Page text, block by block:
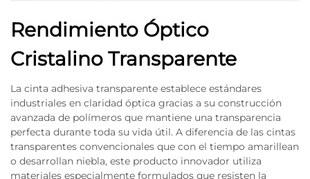
Rendimiento Óptico
Cristalino Transparente
La cinta adhesiva transparente establece estándares
industriales en claridad óptica gracias a su construcción
avanzada de polímeros que mantiene una transparencia
perfecta durante toda su vida útil. A diferencia de las cintas
transparentes convencionales que con el tiempo amarillean
o desarrollan niebla, este producto innovador utiliza
materiales especialmente formulados que resisten la